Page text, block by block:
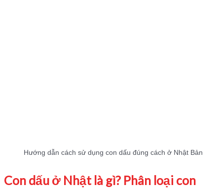
Hướng dẫn cách sử dụng con dấu đúng cách ở Nhật Bản
Con dấu ở Nhật là gì? Phân loại con